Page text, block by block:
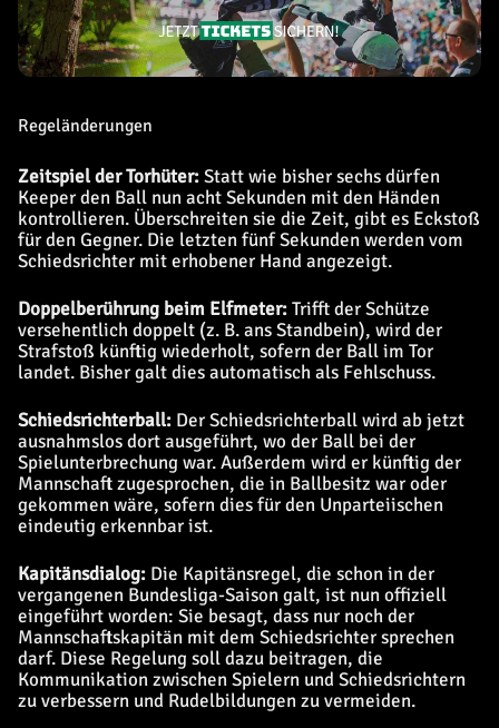
Regeländerungen
Zeitspiel der Torhüter:Statt wie bisher sechs dürfen
Keeper den Ball nun acht Sekunden mit den Händen
kontrollieren. Überschreiten sie die Zeit, gibt es Eckstoß
für den Gegner. Die letzten fünf Sekunden werden vom
Schiedsrichter mit erhobener Hand angezeigt.
Doppelberührung beim Elfmeter:Trifft der Schütze
versehentlich doppelt (z. B. ans Standbein), wird der
Strafstoß künftig wiederholt, sofern der Ball im Tor
landet. Bisher galt dies automatisch als Fehlschuss.
Schiedsrichterball: Der Schiedsrichterball wird ab jetzt
ausnahmslos dort ausgeführt, wo der Ball bei der
Spielunterbrechung war. Außerdem wird er künftig der
Mannschaft zugesprochen, die in Ballbesitz war oder
gekommen wäre, sofern dies für den Unparteiischen
eindeutig erkennbar ist.
Kapitänsdialog: Die Kapitänsregel, die schon in der
vergangenen Bundesliga-Saison galt, ist nun offiziell
eingeführt worden: Sie besagt, dass nur noch der
Mannschaftskapitän mit dem Schiedsrichter sprechen
darf. Diese Regelung soll dazu beitragen, die
Kommunikation zwischen Spielern und Schiedsrichtern
zu verbessern und Rudelbildungen zu vermeiden.